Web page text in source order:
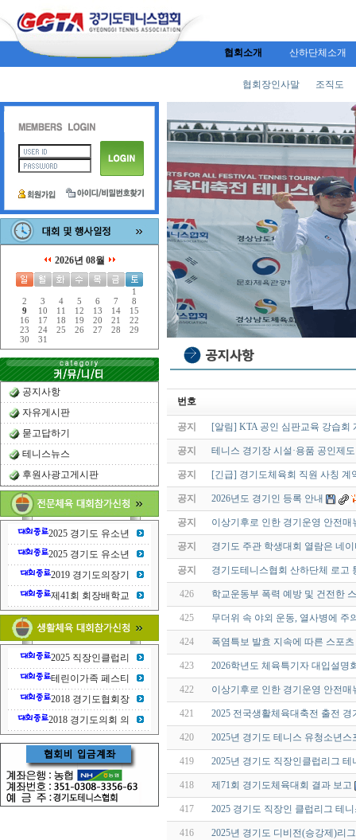
협회소개 산하단체소개
협회장인사말 조직도
2026년 08월
1
2
3 4 5 6 7
8
9
10 11 12 13 14
15
16
17 18 19 20 21
22
23
24 25 26 27 28
29
30
31
공지사항
자유게시판
묻고답하기
테니스뉴스
후원사광고게시판
2025 경기도 유소년
2025 경기도 유소년
2019 경기도의장기
제41회 회장배학교
2025 직장인클럽리
테린이가족 페스티
2018 경기도협회장
2018 경기도의회 의
번호
공지 [알림] KTA 공인 심판교육 강습회
공지 테니스 경기장 시설·용품 공인제
공지 [긴급] 경기도체육회 직원 사칭 계
공지 2026년도 경기인 등록 안내
공지 이상기후로 인한 경기운영 안전매
공지 경기도 주관 학생대회 열람은 네
공지 경기도테니스협회 산하단체 로고
426 학교운동부 폭력 예방 및 건전한
425 무더위 속 야외 운동, 열사병에 주
424 폭염특보 발효 지속에 따른 스포
423 2026학년도 체육특기자 대입설명
422 이상기후로 인한 경기운영 안전매
421 2025 전국생활체육대축전 출전
420 2025년 경기도 테니스 유청소년
419 2025년 경기도 직장인클럽리그 테
418 제71회 경기도체육대회 결과 보고
417 2025 경기도 직장인 클럽리그 테
416 2025년 경기도 디비전(승강제)리